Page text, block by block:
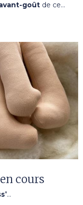
goût de ce
cours
"...